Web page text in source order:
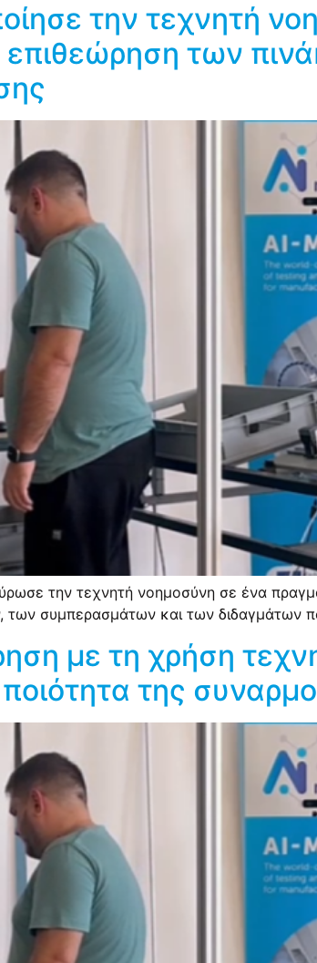
την τεχνητή
επιθεώρηση των
την τεχνητή νοημοσύνη σε ένα
συμπερασμάτων και των διδαγμάτων
με τη χρήση
της